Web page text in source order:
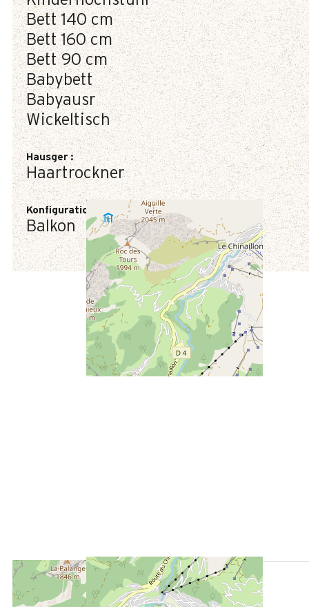
Bett 140 cm
Bett 160 cm
Bett 90 cm
Babybett
Babyausr
Wickeltisch
Hausger:
Haartrockner
Konfiguration
Balkon
ENTFERNUNGEN :
200